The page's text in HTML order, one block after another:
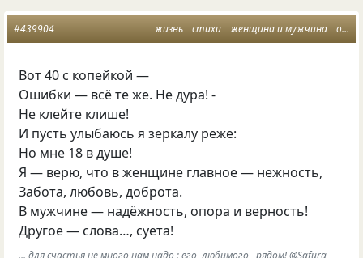
жизнь стихи женщина и мужчина основы
#439904
Вот 40 с копейкой —
Ошибки — всё те же. Не дура! -
Не клейте клише!
И пусть улыбаюсь я зеркалу реже:
Но мне 18 в душе!
Я — верю, что в женщине главное — нежность,
Забота, любовь, доброта.
В мужчине — надёжность, опора и верность!
Другое — слова…, суета!
... для счастья не много нам надо : его, любимого , рядом! @Safura